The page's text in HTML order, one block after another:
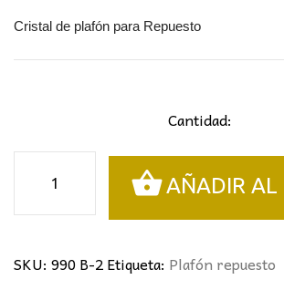
Cristal de plafón para Repuesto
Cantidad:
plafón
AÑADIR AL
SKU: 990 B-2Etiqueta: Plafón repuesto